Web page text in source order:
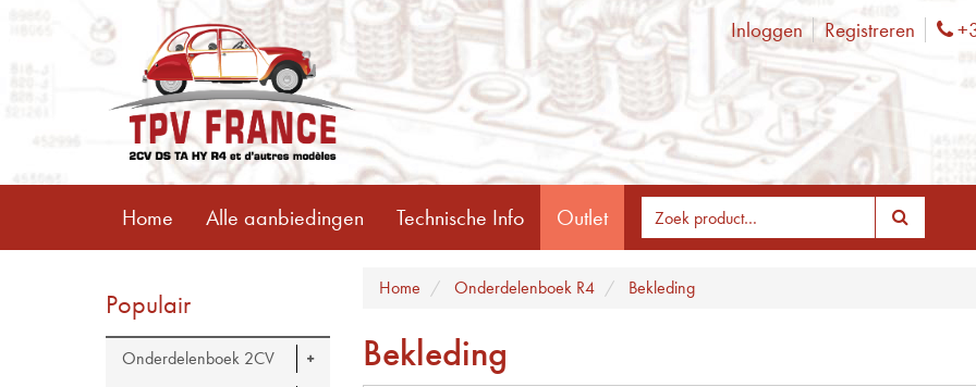
Inloggen Registreren
Home Alle aanbiedingen Technische Info Outlet
Populair
Onderdelenboek 2CV
Home Onderdelenboek R4 Bekleding
Bekleding